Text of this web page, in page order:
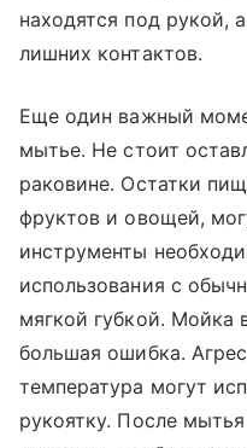
находятся под рукой,
лишних контактов.
Еще один важный
мытье. Не стоит
раковине. Остатки
фруктов и овощей,
инструменты
использования с
мягкой губкой. Мойка
большая ошибка.
температура могут
рукоятку. После